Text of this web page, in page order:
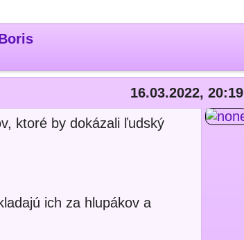
16.03.2022, 20:19
ktoré by dokázali ľudský
ich za hlupákov a